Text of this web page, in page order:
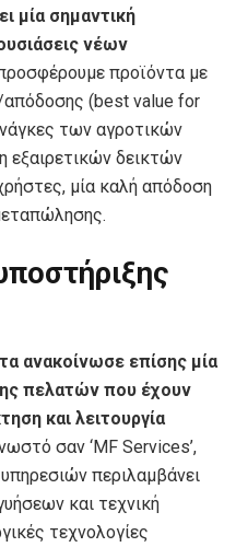
μία σημαντική
νέων
προϊόντα με
(best value for
των αγροτικών
εξαιρετικών δεικτών
μία καλή απόδοση
ανακοίνωσε επίσης μία
πελατών που έχουν
και λειτουργία
σαν ‘MF Services’,
περιλαμβάνει
και τεχνική
τεχνολογίες